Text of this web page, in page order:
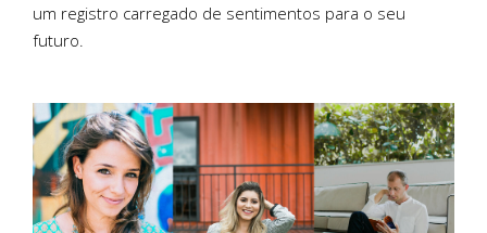
um registro carregado de sentimentos para o seu
futuro.